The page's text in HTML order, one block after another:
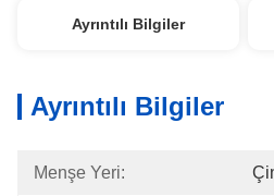
Ayrıntılı Bilgiler
Ayrıntılı Bilgiler
Menşe Yeri: